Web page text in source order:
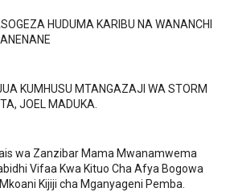
HUDUMA KARIBU NA WANANCHI
KUMHUSU MTANGAZAJI WA STORM
JOEL MADUKA.
wa Zanzibar Mama Mwanamwema
Vifaa Kwa Kituo Cha Afya Bogowa
Kijiji cha Mganyageni Pemba.